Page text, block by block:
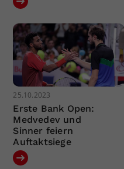
25.10.2023
Erste Bank Open:
Medvedev und
Sinner feiern
Auftaktsiege